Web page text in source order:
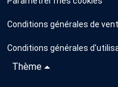
Conditions générales de
Conditions générales
Thème